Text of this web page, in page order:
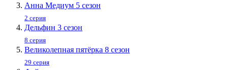
Анна Медиум 5 сезон
2 серия
Дельфин 3 сезон
8 серия
Великолепная пятёрка 8 сезон
29 серия